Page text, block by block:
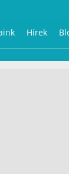
Hírek